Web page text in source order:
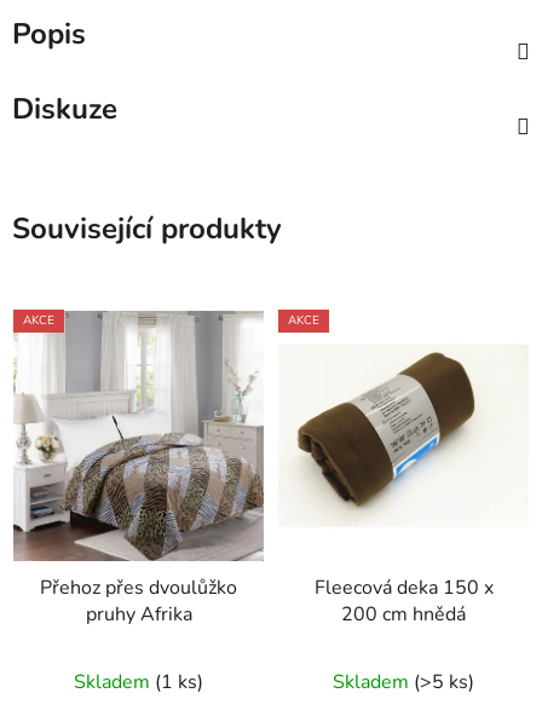
Popis
Diskuze
Související produkty
AKCE
Přehoz přes dvoulůžko
pruhy Afrika
Skladem (1 ks)
AKCE
Fleecová deka 150 x
200 cm hnědá
Skladem (>5 ks)